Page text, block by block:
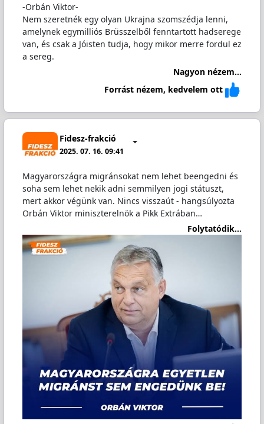
-Orbán Viktor-
Nem szeretnék egy olyan Ukrajna szomszédja lenni,
amelynek egymilliós Brüsszelből fenntartott hadserege
van, és csak a Jóisten tudja, hogy mikor merre fordul ez
a sereg.
Nagyon nézem...
Forrást nézem, kedvelem ott
Fidesz-frakció
2025. 07. 16. 09:41
Magyarországra migránsokat nem lehet beengedni és
soha sem lehet nekik adni semmilyen jogi státuszt,
mert akkor végünk van. Nincs visszaút - hangsúlyozta
Orbán Viktor miniszterelnök a Pikk Extrában…
Folytatódik...